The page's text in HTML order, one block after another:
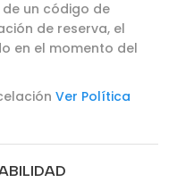
un código de
de reserva, el
en el momento del
Ver Política